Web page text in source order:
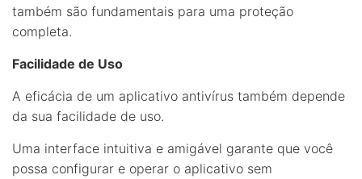
também são fundamentais para uma proteção
completa.
Facilidade de Uso
A eficácia de um aplicativo antivírus também depende
da sua facilidade de uso.
Uma interface intuitiva e amigável garante que você
possa configurar e operar o aplicativo sem